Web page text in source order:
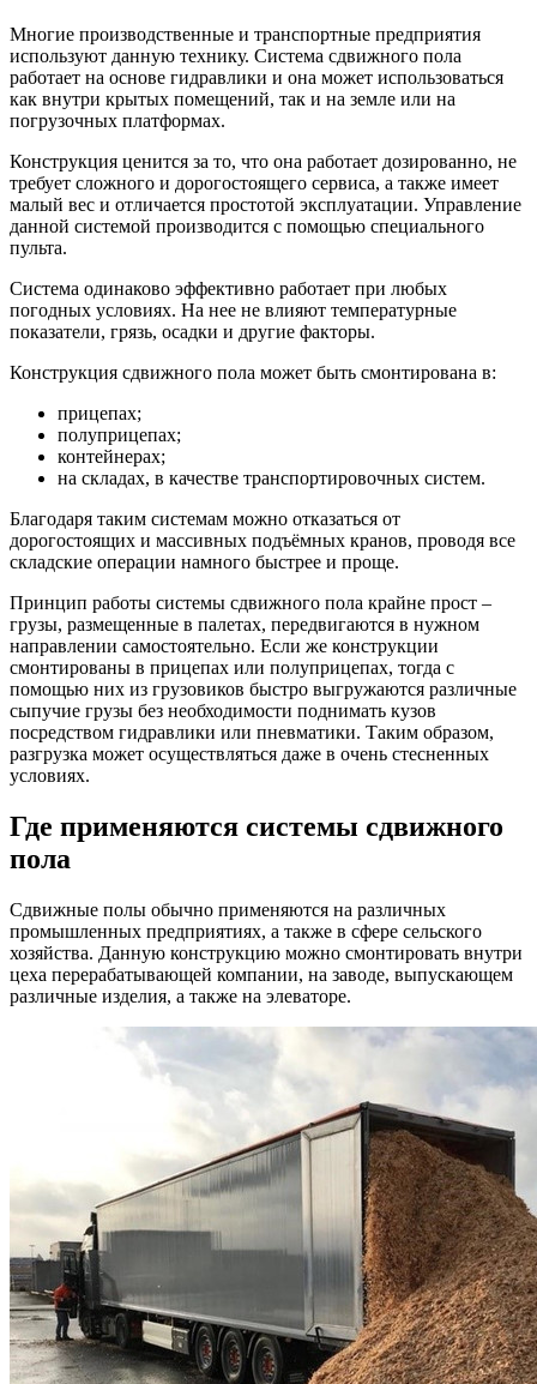
Многие производственные и транспортные предприятия
используют данную технику. Система сдвижного пола
работает на основе гидравлики и она может использоваться
как внутри крытых помещений, так и на земле или на
погрузочных платформах.
Конструкция ценится за то, что она работает дозированно, не
требует сложного и дорогостоящего сервиса, а также имеет
малый вес и отличается простотой эксплуатации. Управление
данной системой производится с помощью специального
пульта.
Система одинаково эффективно работает при любых
погодных условиях. На нее не влияют температурные
показатели, грязь, осадки и другие факторы.
Конструкция сдвижного пола может быть смонтирована в:
прицепах;
полуприцепах;
контейнерах;
на складах, в качестве транспортировочных систем.
Благодаря таким системам можно отказаться от
дорогостоящих и массивных подъёмных кранов, проводя все
складские операции намного быстрее и проще.
Принцип работы системы сдвижного пола крайне прост –
грузы, размещенные в палетах, передвигаются в нужном
направлении самостоятельно. Если же конструкции
смонтированы в прицепах или полуприцепах, тогда с
помощью них из грузовиков быстро выгружаются различные
сыпучие грузы без необходимости поднимать кузов
посредством гидравлики или пневматики. Таким образом,
разгрузка может осуществляться даже в очень стесненных
условиях.
Где применяются системы сдвижного
пола
Сдвижные полы обычно применяются на различных
промышленных предприятиях, а также в сфере сельского
хозяйства. Данную конструкцию можно смонтировать внутри
цеха перерабатывающей компании, на заводе, выпускающем
различные изделия, а также на элеваторе.